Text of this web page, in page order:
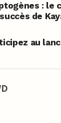
: le
de
au